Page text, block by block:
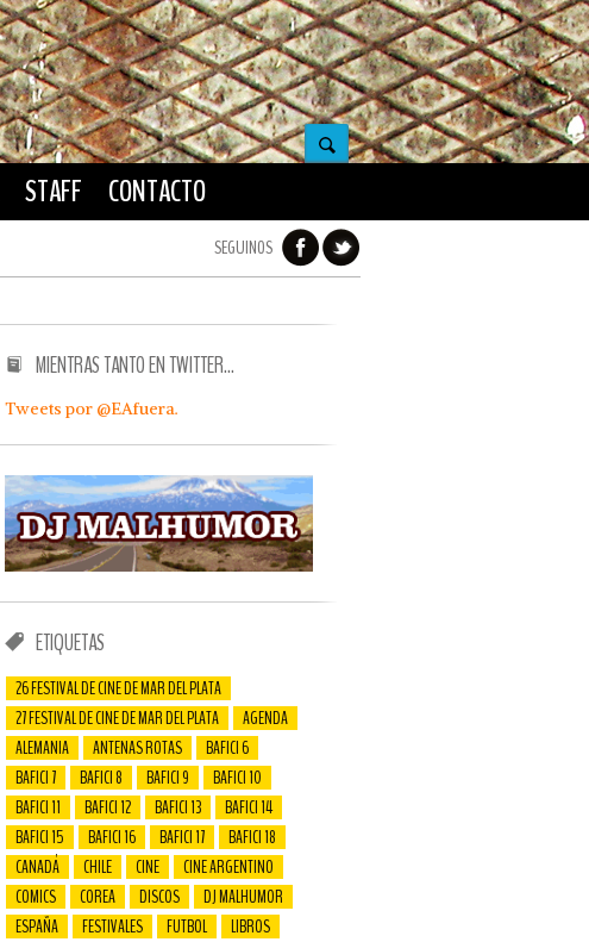
STAFF CONTACTO
SEGUINOS
MIENTRAS TANTO EN TWITTER…
Tweets por @EAfuera.
ETIQUETAS
26 FESTIVAL DE CINE DE MAR DEL PLATA
27 FESTIVAL DE CINE DE MAR DEL PLATA
AGENDA
ALEMANIA
ANTENAS ROTAS
BAFICI 6
BAFICI 7
BAFICI 8 BAFICI 9
BAFICI 10
BAFICI 11
BAFICI 12 BAFICI 13
BAFICI 14
BAFICI 15
BAFICI 16 BAFICI 17
BAFICI 18
CANADÁ
CHILE CINE
CINE ARGENTINO
COMICS
COREA DISCOS
DJ MALHUMOR
ESPAÑA
FESTIVALES FUTBOL
LIBROS